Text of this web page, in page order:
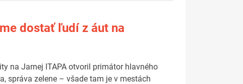
dostať ľudí z áut na
na Jarnej ITAPA otvoril primátor hlavného
správa zelene – všade tam je v mestách